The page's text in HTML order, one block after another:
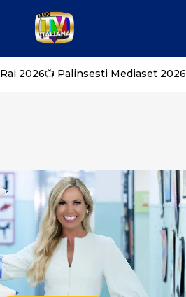
2026📺 Palinsesti Mediaset 2026